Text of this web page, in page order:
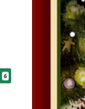
6